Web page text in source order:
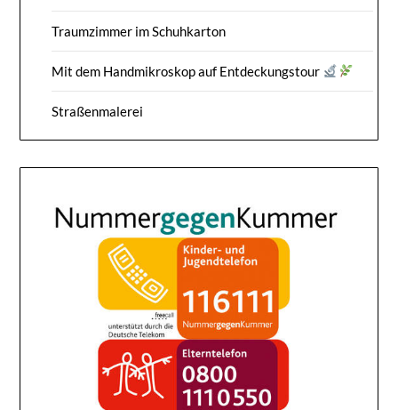
Traumzimmer im Schuhkarton
Mit dem Handmikroskop auf Entdeckungstour
Straßenmalerei